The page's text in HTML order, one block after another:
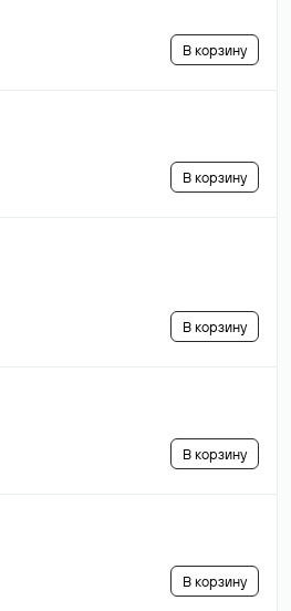
В корзину
В корзину
В корзину
В корзину
В корзину